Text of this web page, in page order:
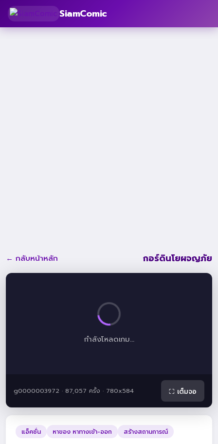
SiamComic
← กลับหน้าหลัก กอร์ดินโยผจญภัย
กำลังโหลดเกม...
g0000003972 · 87,057 ครั้ง · 780x584 ⛶ เต็มจอ
แอ็คชั่น หาของ หาทางเข้า-ออก สร้างสถานการณ์